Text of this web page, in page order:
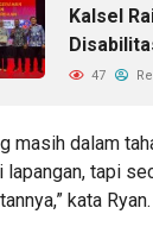
Kalsel
47
masih dalam
tapi
kata Ryan.